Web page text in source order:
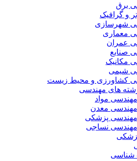
و محیط زیست
های مهندسی
مواد
معدن
پزشکی
نساجی